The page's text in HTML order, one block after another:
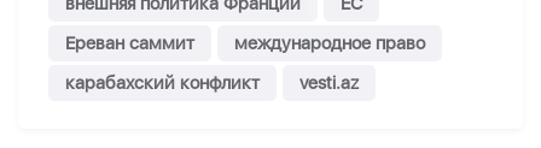
Ереван саммит
международное право
карабахский конфликт
vesti.az